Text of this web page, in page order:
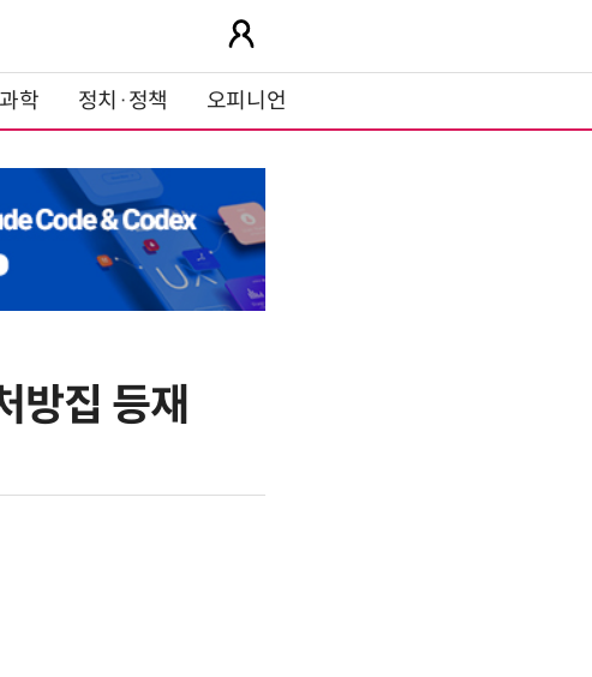
과학 정치·정책 오피니언
방집 등재